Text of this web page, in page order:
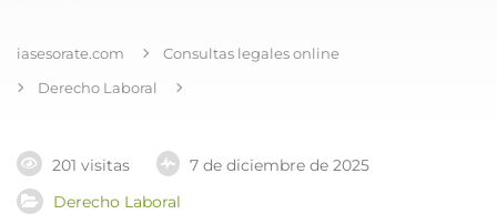
iasesorate.com
Consultas legales online
Derecho Laboral
201 visitas
7 de diciembre de 2025
Derecho Laboral